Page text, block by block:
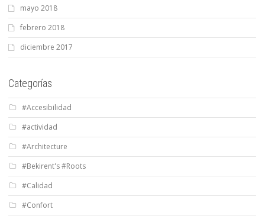
mayo 2018
febrero 2018
diciembre 2017
Categorías
#Accesibilidad
#actividad
#Architecture
#Bekirent's #Roots
#Calidad
#Confort